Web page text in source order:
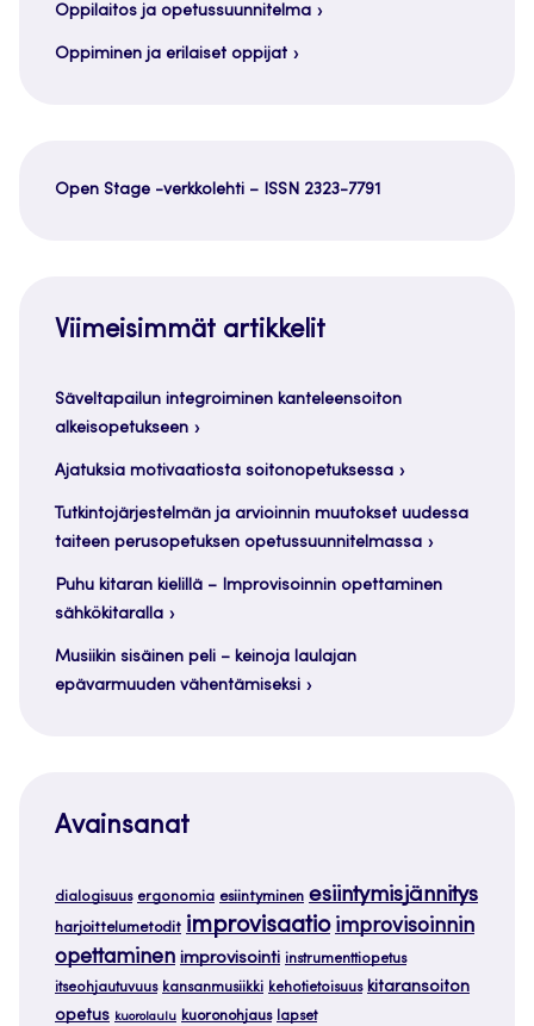
Oppilaitos ja opetussuunnitelma
Oppiminen ja erilaiset oppijat
Open Stage -verkkolehti – ISSN 2323-7791
Viimeisimmät artikkelit
Säveltapailun integroiminen kanteleensoiton
alkeisopetukseen
Ajatuksia motivaatiosta soitonopetuksessa
Tutkintojärjestelmän ja arvioinnin muutokset uudessa
taiteen perusopetuksen opetussuunnitelmassa
Puhu kitaran kielillä – Improvisoinnin opettaminen
sähkökitaralla
Musiikin sisäinen peli – keinoja laulajan
epävarmuuden vähentämiseksi
Avainsanat
dialogisuus ergonomia esiintyminen esiintymisjännitys
harjoittelumetodit improvisaatio improvisoinnin
opettaminen improvisointi instrumenttiopetus
itseohjautuvuus kansanmusiikki kehotietoisuus kitaransoiton
opetus kuorolaulu kuoronohjaus lapset